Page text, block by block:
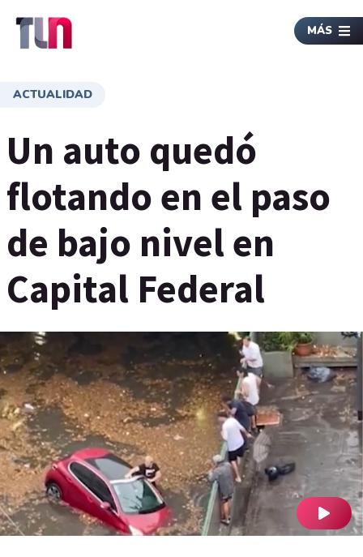
MÁS
ACTUALIDAD
Un auto quedó
flotando en el paso
de bajo nivel en
Capital Federal